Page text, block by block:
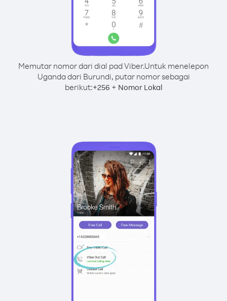
Memutar nomor dari dial pad Viber.Untuk menelepon
Uganda dari Burundi, putar nomor sebagai
berikut:+256 + Nomor Lokal